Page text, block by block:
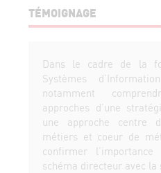
TÉMOIGNAGE
Dans le cadre de la
Systèmes
notamment
approches d’une
une approche centre
métiers et coeur de
confirmer
schéma directeur avec